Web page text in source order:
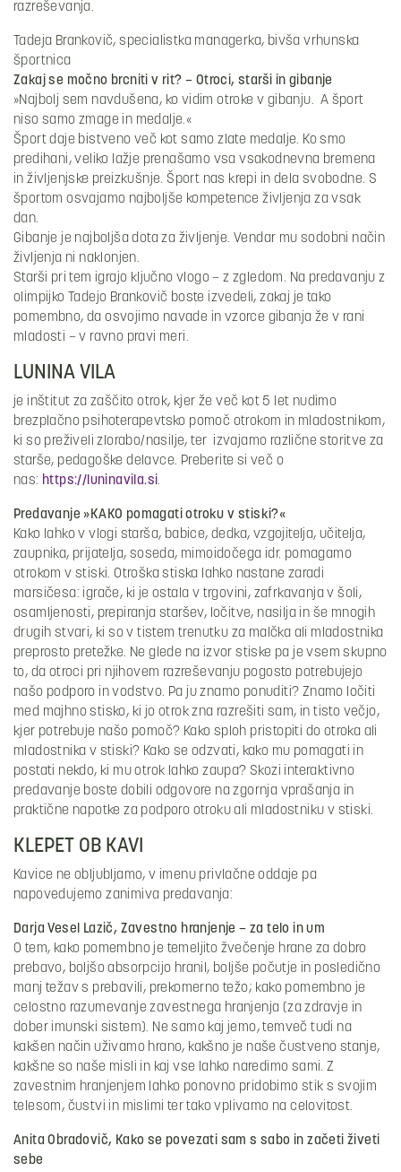
razreševanja.
Tadeja Brankovič, specialistka managerka, bivša vrhunska
športnica
Zakaj se močno brcniti v rit? – Otroci, starši in gibanje
»Najbolj sem navdušena, ko vidim otroke v gibanju. A šport
niso samo zmage in medalje.«
Šport daje bistveno več kot samo zlate medalje. Ko smo
predihani, veliko lažje prenašamo vsa vsakodnevna bremena
in življenjske preizkušnje. Šport nas krepi in dela svobodne. S
športom osvajamo najboljše kompetence življenja za vsak
dan.
Gibanje je najboljša dota za življenje. Vendar mu sodobni način
življenja ni naklonjen.
Starši pri tem igrajo ključno vlogo – z zgledom. Na predavanju z
olimpijko Tadejo Brankovič boste izvedeli, zakaj je tako
pomembno, da osvojimo navade in vzorce gibanja že v rani
mladosti – v ravno pravi meri.
LUNINA VILA
je inštitut za zaščito otrok, kjer že več kot 5 let nudimo
brezplačno psihoterapevtsko pomoč otrokom in mladostnikom,
ki so preživeli zlorabo/nasilje, ter izvajamo različne storitve za
starše, pedagoške delavce. Preberite si več o
nas: https://luninavila.si.
Predavanje »KAKO pomagati otroku v stiski?«
Kako lahko v vlogi starša, babice, dedka, vzgojitelja, učitelja,
zaupnika, prijatelja, soseda, mimoidočega idr. pomagamo
otrokom v stiski. Otroška stiska lahko nastane zaradi
marsičesa: igrače, ki je ostala v trgovini, zafrkavanja v šoli,
osamljenosti, prepiranja staršev, ločitve, nasilja in še mnogih
drugih stvari, ki so v tistem trenutku za malčka ali mladostnika
preprosto pretežke. Ne glede na izvor stiske pa je vsem skupno
to, da otroci pri njihovem razreševanju pogosto potrebujejo
našo podporo in vodstvo. Pa ju znamo ponuditi? Znamo ločiti
med majhno stisko, ki jo otrok zna razrešiti sam, in tisto večjo,
kjer potrebuje našo pomoč? Kako sploh pristopiti do otroka ali
mladostnika v stiski? Kako se odzvati, kako mu pomagati in
postati nekdo, ki mu otrok lahko zaupa? Skozi interaktivno
predavanje boste dobili odgovore na zgornja vprašanja in
praktične napotke za podporo otroku ali mladostniku v stiski.
KLEPET OB KAVI
Kavice ne obljubljamo, v imenu privlačne oddaje pa
napovedujemo zanimiva predavanja:
Darja Vesel Lazič, Zavestno hranjenje – za telo in um
O tem, kako pomembno je temeljito žvečenje hrane za dobro
prebavo, boljšo absorpcijo hranil, boljše počutje in posledično
manj težav s prebavili, prekomerno težo; kako pomembno je
celostno razumevanje zavestnega hranjenja (za zdravje in
dober imunski sistem). Ne samo kaj jemo, temveč tudi na
kakšen način uživamo hrano, kakšno je naše čustveno stanje,
kakšne so naše misli in kaj vse lahko naredimo sami. Z
zavestnim hranjenjem lahko ponovno pridobimo stik s svojim
telesom, čustvi in mislimi ter tako vplivamo na celovitost.
Anita Obradovič, Kako se povezati sam s sabo in začeti živeti
sebe